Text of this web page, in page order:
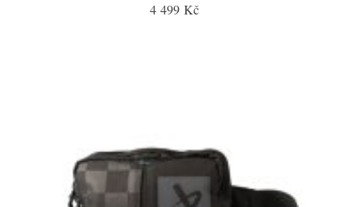
4 499 Kč